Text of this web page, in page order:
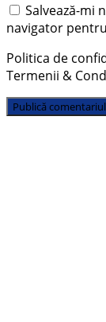
Salvează-mi
navigator
Politica de
Termenii &